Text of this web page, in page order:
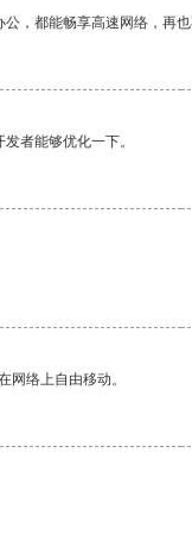
，都能畅享高速网络，再也
者能够优化一下。
网络上自由移动。